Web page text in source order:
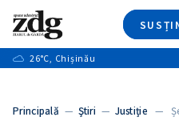
+9
Caută
26°C, Chișinău
Principală — Ştiri — Justiție—